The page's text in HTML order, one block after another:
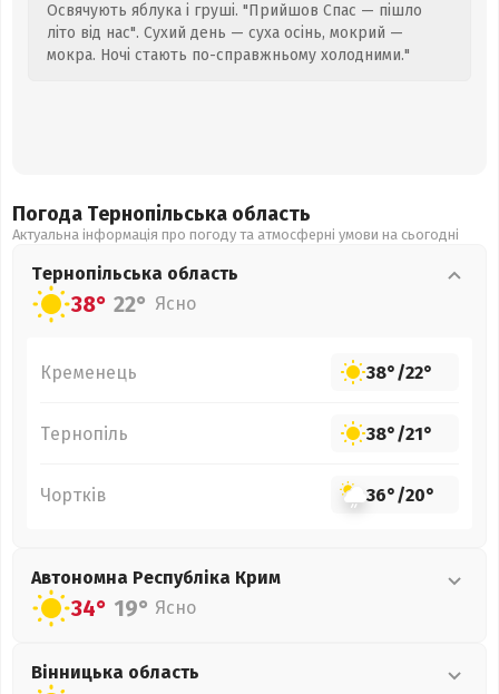
Освячують яблука і груші. "Прийшов Спас — пішло
літо від нас". Сухий день — суха осінь, мокрий —
мокра. Ночі стають по-справжньому холодними."
Погода Тернопільська область
Актуальна інформація про погоду та атмосферні умови на сьогодні
Тернопільська область
38° 22° Ясно
Кременець 38°/22°
Тернопіль 38°/21°
Чортків 36°/20°
Автономна Республіка Крим
34° 19° Ясно
Вінницька область